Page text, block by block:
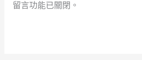
留言功能已關閉。